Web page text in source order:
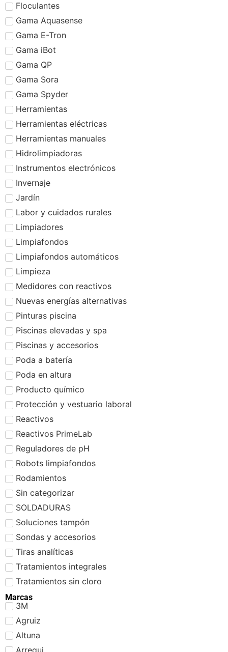
Floculantes
Gama Aquasense
Gama E-Tron
Gama iBot
Gama QP
Gama Sora
Gama Spyder
Herramientas
Herramientas eléctricas
Herramientas manuales
Hidrolimpiadoras
Instrumentos electrónicos
Invernaje
Jardín
Labor y cuidados rurales
Limpiadores
Limpiafondos
Limpiafondos automáticos
Limpieza
Medidores con reactivos
Nuevas energías alternativas
Pinturas piscina
Piscinas elevadas y spa
Piscinas y accesorios
Poda a batería
Poda en altura
Producto químico
Protección y vestuario laboral
Reactivos
Reactivos PrimeLab
Reguladores de pH
Robots limpiafondos
Rodamientos
Sin categorizar
SOLDADURAS
Soluciones tampón
Sondas y accesorios
Tiras analíticas
Tratamientos integrales
Tratamientos sin cloro
Marcas
3M
Agruiz
Altuna
Arregui